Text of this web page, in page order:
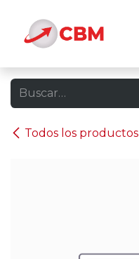
Todos los productos